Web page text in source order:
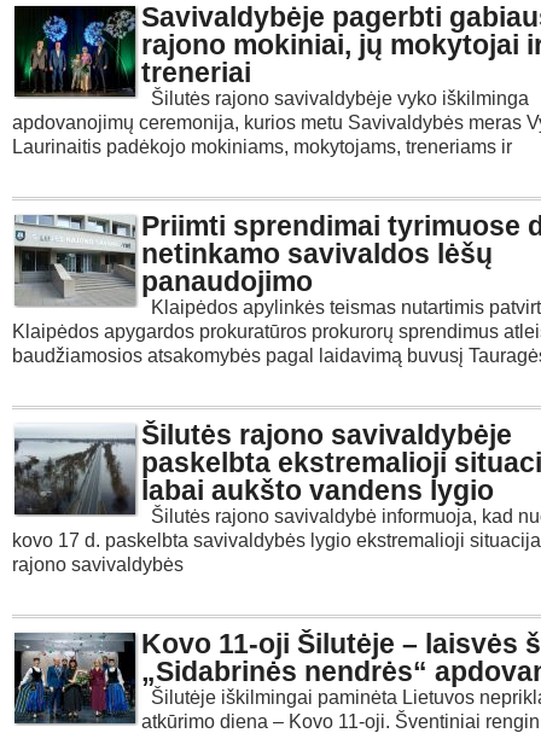
Savivaldybėje pagerbti
rajono mokiniai, jų mokytojai
treneriai
Šilutės rajono savivaldybėje vyko iškilminga
apdovanojimų ceremonija, kurios metu Savivaldybės meras
Laurinaitis padėkojo mokiniams, mokytojams, treneriams ir
Priimti sprendimai tyrimuose
netinkamo savivaldos lėšų
panaudojimo
Klaipėdos apylinkės teismas nutartimis
Klaipėdos apygardos prokuratūros prokurorų sprendimus
baudžiamosios atsakomybės pagal laidavimą buvusį
Šilutės rajono savivaldybėje
paskelbta ekstremalioji
labai aukšto vandens lygio
Šilutės rajono savivaldybė informuoja, kad
kovo 17 d. paskelbta savivaldybės lygio ekstremalioji
rajono savivaldybės
Kovo 11-oji Šilutėje – laisvės
„Sidabrinės nendrės“
Šilutėje iškilmingai paminėta Lietuvos
atkūrimo diena – Kovo 11-oji. Šventiniai